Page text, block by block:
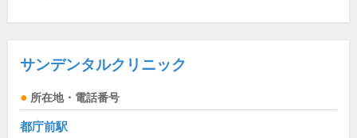
サンデンタルクリニック
所在地・電話番号
都庁前駅